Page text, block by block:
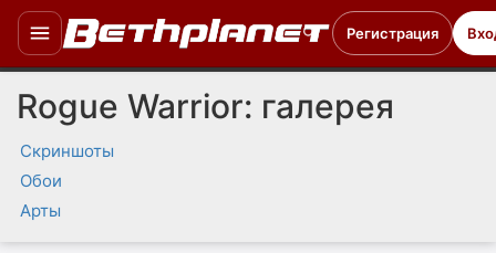
Регистрация
Rogue Warrior: галерея
Скриншоты
Обои
Арты